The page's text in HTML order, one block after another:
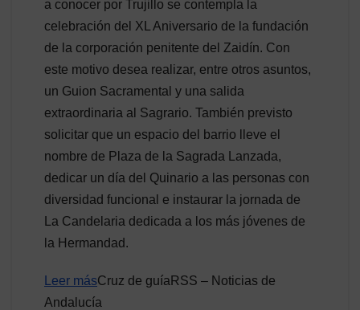
a conocer por Trujillo se contempla la
celebración del XL Aniversario de la fundación
de la corporación penitente del Zaidín. Con
este motivo desea realizar, entre otros asuntos,
un Guion Sacramental y una salida
extraordinaria al Sagrario. También previsto
solicitar que un espacio del barrio lleve el
nombre de Plaza de la Sagrada Lanzada,
dedicar un día del Quinario a las personas con
diversidad funcional e instaurar la jornada de
La Candelaria dedicada a los más jóvenes de
la Hermandad.
Leer másCruz de guíaRSS – Noticias de
Andalucía